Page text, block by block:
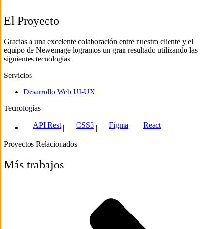
El Proyecto
Gracias a una excelente colaboración entre nuestro cliente y el
equipo de Newemage logramos un gran resultado utilizando las
siguientes tecnologías.
Servicios
Desarrollo Web UI-UX
Tecnologías
API Rest| CSS3 | Figma | React
Proyectos Relacionados
Más trabajos